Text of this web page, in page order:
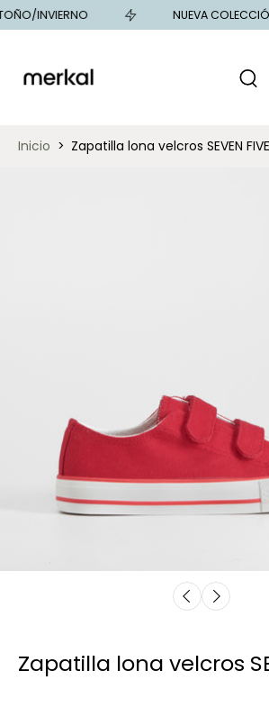
INVIERNO NUEVA
Inicio > Zapatilla lona velcros SEVEN FIVE
Zapatilla lona velcros